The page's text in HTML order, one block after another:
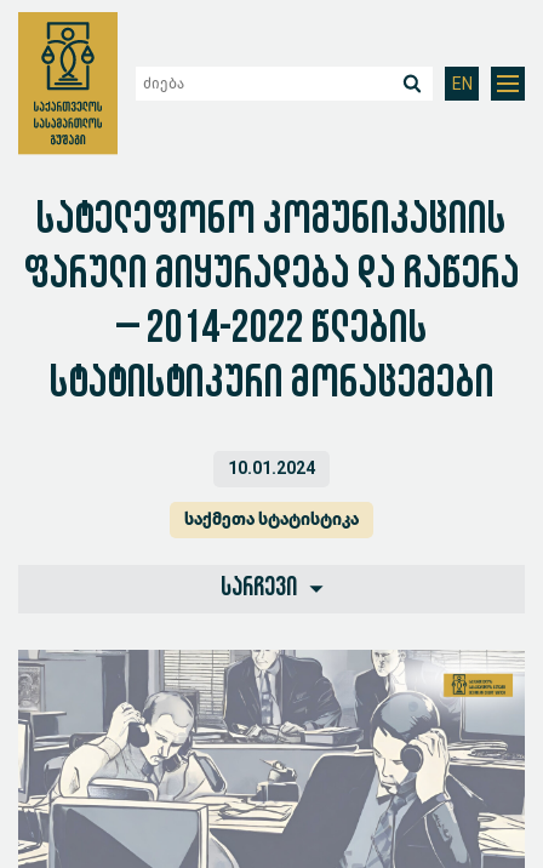
EN
სატელეფონო კომუნიკაციის
ფარული მიყურადება და ჩაწერა
– 2014-2022 წლების
სტატისტიკური მონაცემები
10.01.2024
საქმეთა სტატისტიკა
სარჩევი